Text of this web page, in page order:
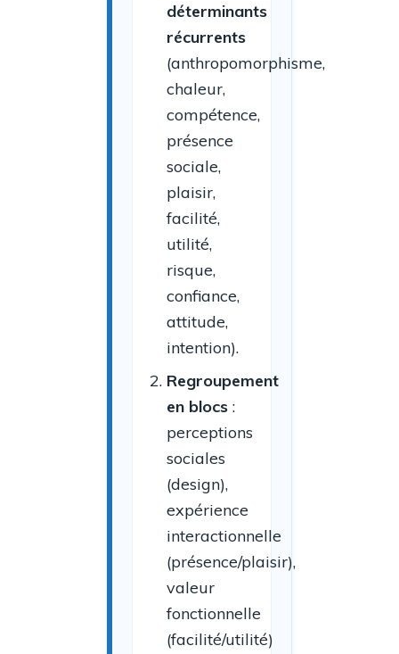
déterminants
récurrents
(anthropomorphisme,
chaleur,
compétence,
présence
sociale,
plaisir,
facilité,
utilité,
risque,
confiance,
attitude,
intention).
Regroupement
en blocs :
perceptions
sociales
(design),
expérience
interactionnelle
(présence/plaisir),
valeur
fonctionnelle
(facilité/utilité)